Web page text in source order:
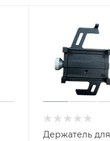
Держатель для